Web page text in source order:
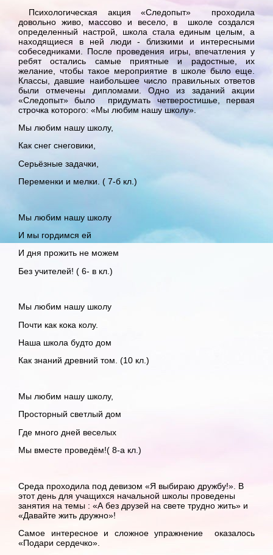
Психологическая акция «Следопыт» проходила
довольно живо, массово и весело, в школе создался
определенный настрой, школа стала единым целым, а
находящиеся в ней люди - близкими и интересными
собеседниками. После проведения игры, впечатления у
ребят остались самые приятные и радостные, их
желание, чтобы такое мероприятие в школе было еще.
Классы, давшие наибольшее число правильных ответов
были отмечены дипломами. Одно из заданий акции
«Следопыт» было придумать четверостишье, первая
строчка которого: «Мы любим нашу школу».
Мы любим нашу школу,
Как снег снеговики,
Серьёзные задачки,
Переменки и мелки. ( 7-б кл.)
Мы любим нашу школу
И мы гордимся ей
И дня прожить не можем
Без учителей! ( 6- в кл.)
Мы любим нашу школу
Почти как кока колу.
Наша школа будто дом
Как знаний древний том. (10 кл.)
Мы любим нашу школу,
Просторный светлый дом
Где много дней веселых
Мы вместе проведём!( 8-а кл.)
Среда проходила под девизом «Я выбираю дружбу!». В
этот день для учащихся начальной школы проведены
занятия на темы : «А без друзей на свете трудно жить» и
«Давайте жить дружно»!
Самое интересное и сложное упражнение оказалось
«Подари сердечко».